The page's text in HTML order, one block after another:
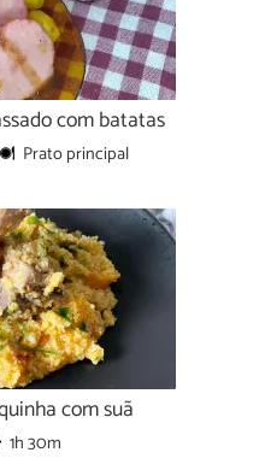
com batatas
Prato principal
com suã
1h 30m